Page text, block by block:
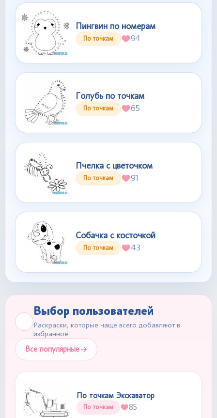
Пингвин по номерам
По точкам 94
Голубь по точкам
По точкам 65
Пчелка с цветочком
По точкам 91
Собачка с косточкой
По точкам 43
Выбор пользователей
Раскраски, которые чаще всего добавляют в
избранное
Все популярные
По точкам Экскаватор
По точкам 85